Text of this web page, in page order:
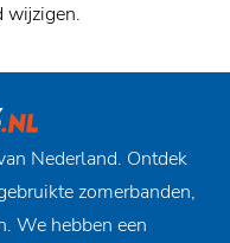
wijzigen.
Nederland. Ontdek
zomerbanden,
We hebben een